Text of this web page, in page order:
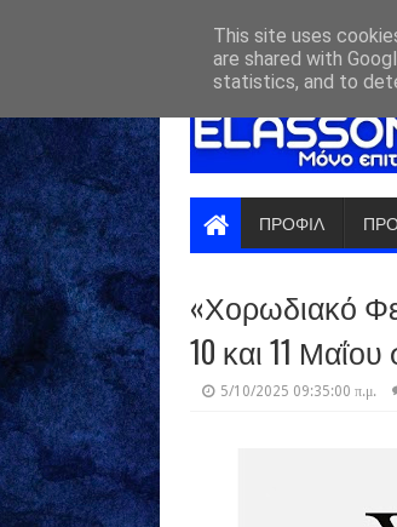
ΠΡΟΦΙΛ
«Χορωδιακό
10 και 11
5/10/2025 09:35:00 π.μ.
This site uses
are shared with
statistics, and to